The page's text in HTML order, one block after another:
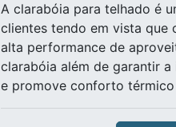
A clarabóia para telhado é
clientes tendo em vista que
alta performance de
clarabóia além de garantir
e promove conforto térmico